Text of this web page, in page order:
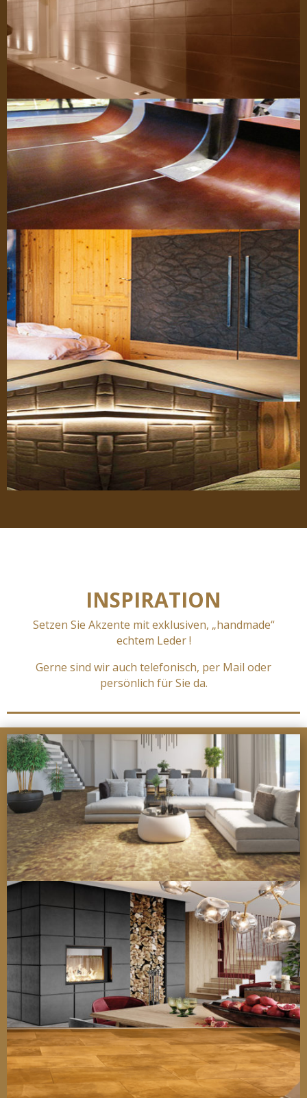
INSPIRATION
Setzen Sie Akzente mit exklusiven, „handmade“
echtem Leder !
Gerne sind wir auch telefonisch, per Mail oder
persönlich für Sie da.